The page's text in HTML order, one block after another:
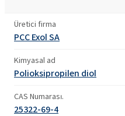
Üretici firma
PCC Exol SA
Kimyasal ad
Polioksipropilen diol
CAS Numarası.
25322-69-4